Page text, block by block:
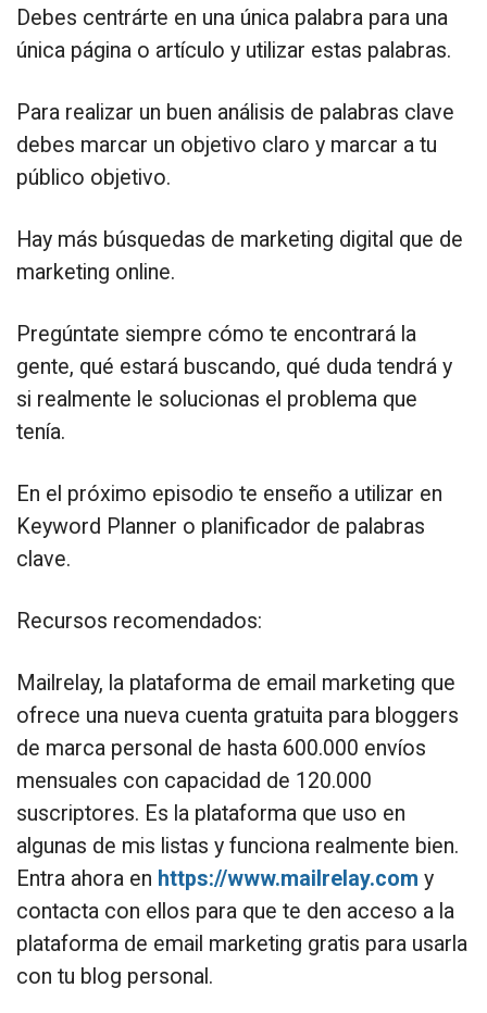
Debes centrárte en una única palabra para una
única página o artículo y utilizar estas palabras.
Para realizar un buen análisis de palabras clave
debes marcar un objetivo claro y marcar a tu
público objetivo.
Hay más búsquedas de marketing digital que de
marketing online.
Pregúntate siempre cómo te encontrará la
gente, qué estará buscando, qué duda tendrá y
si realmente le solucionas el problema que
tenía.
En el próximo episodio te enseño a utilizar en
Keyword Planner o planificador de palabras
clave.
Recursos recomendados:
Mailrelay, la plataforma de email marketing que
ofrece una nueva cuenta gratuita para bloggers
de marca personal de hasta 600.000 envíos
mensuales con capacidad de 120.000
suscriptores. Es la plataforma que uso en
algunas de mis listas y funciona realmente bien.
Entra ahora en https://www.mailrelay.com y
contacta con ellos para que te den acceso a la
plataforma de email marketing gratis para usarla
con tu blog personal.